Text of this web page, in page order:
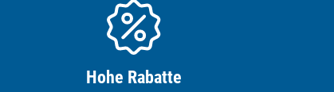
Hohe Rabatte